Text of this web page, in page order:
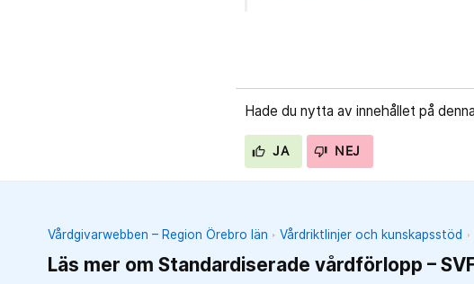
Hade du nytta av innehållet på
JA NEJ
Vårdgivarwebben – Region Örebro län Vårdriktlinjer och kunskapsstöd
Läs mer om Standardiserade vårdförlopp –